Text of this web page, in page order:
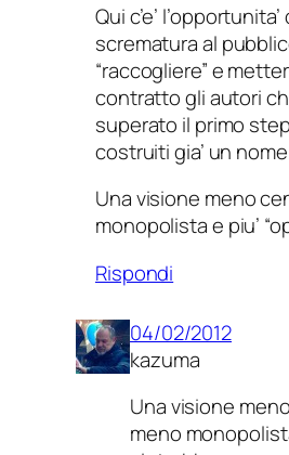
Qui c’e’
scrematura al
“raccogliere” e
contratto gli autori
superato il primo
costruiti gia’ un
Una visione meno
monopolista e piu’
Rispondi
04/02/2012
kazuma
Una visione
meno